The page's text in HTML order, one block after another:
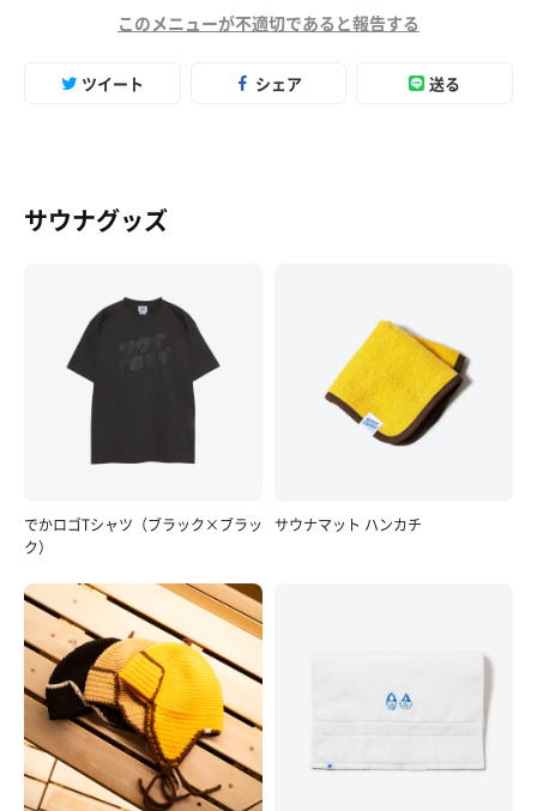
このメニューが不適切であると報告する
ツイート シェア 送る
サウナグッズ
でかロゴTシャツ（ブラック×ブラッ
ク）
サウナマット ハンカチ